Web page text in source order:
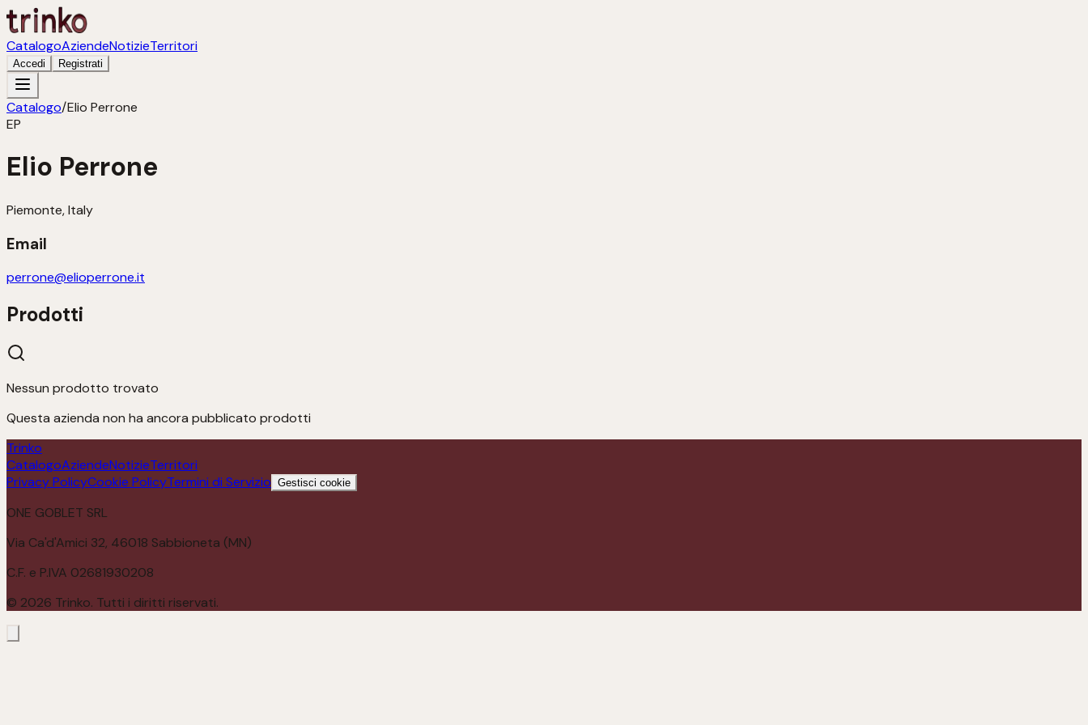
CatalogoAziendeNotizieTerritori
Accedi Registrati
Catalogo/Elio Perrone
EP
Elio Perrone
Piemonte, Italy
Email
perrone@elioperrone.it
Prodotti
Nessun prodotto trovato
Questa azienda non ha ancora pubblicato prodotti
Trinko
CatalogoAziendeNotizieTerritori
Privacy PolicyCookie PolicyTermini di Servizio Gestisci cookie
ONE GOBLET SRL
Via Ca'd'Amici 32, 46018 Sabbioneta (MN)
C.F. e P.IVA 02681930208
© 2026 Trinko. Tutti i diritti riservati.